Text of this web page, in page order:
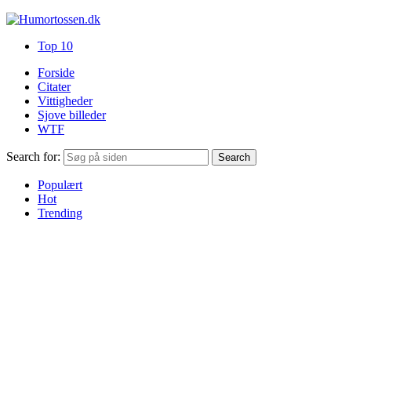
Top 10
Forside
Citater
Vittigheder
Sjove billeder
WTF
Search for: Search
Populært
Hot
Trending